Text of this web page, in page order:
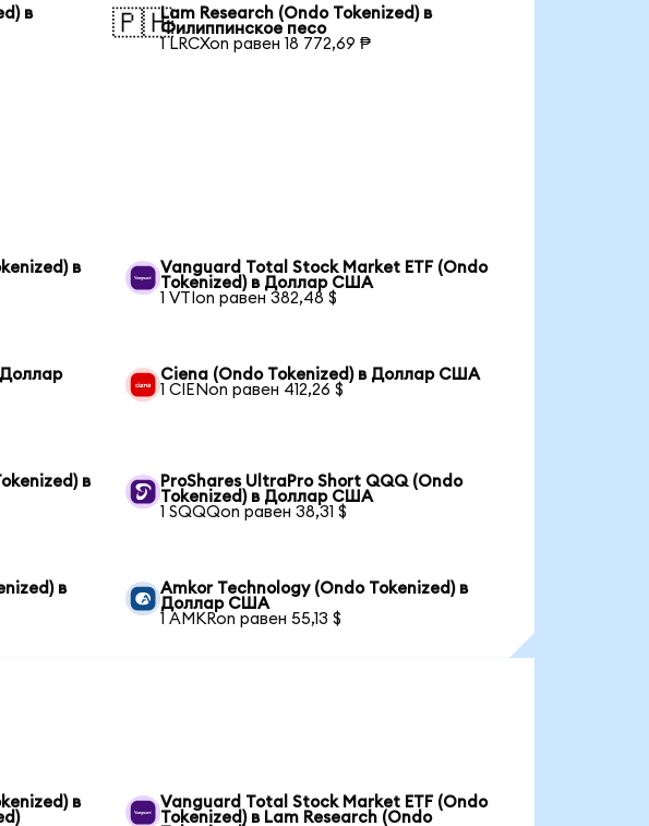
в
🇵🇭Lam Research (Ondo Tokenized) в
Филиппинское песо
1 LRCXon равен 18 772,69 ₱
в
Vanguard Total Stock Market ETF (Ondo
Tokenized) в Доллар США
1 VTIon равен 382,48 $
Ciena (Ondo Tokenized) в Доллар США
1 CIENon равен 412,26 $
в
ProShares UltraPro Short QQQ (Ondo
Tokenized) в Доллар США
1 SQQQon равен 38,31 $
в
Amkor Technology (Ondo Tokenized) в
Доллар США
1 AMKRon равен 55,13 $
в
Vanguard Total Stock Market ETF (Ondo
Tokenized) в Lam Research (Ondo